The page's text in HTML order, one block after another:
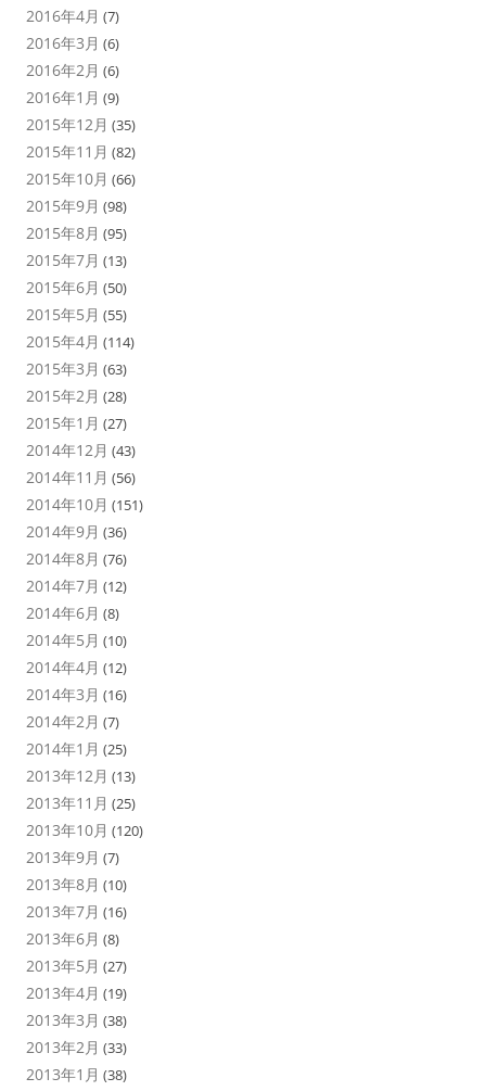
2016年4月 (7)
2016年3月 (6)
2016年2月 (6)
2016年1月 (9)
2015年12月 (35)
2015年11月 (82)
2015年10月 (66)
2015年9月 (98)
2015年8月 (95)
2015年7月 (13)
2015年6月 (50)
2015年5月 (55)
2015年4月 (114)
2015年3月 (63)
2015年2月 (28)
2015年1月 (27)
2014年12月 (43)
2014年11月 (56)
2014年10月 (151)
2014年9月 (36)
2014年8月 (76)
2014年7月 (12)
2014年6月 (8)
2014年5月 (10)
2014年4月 (12)
2014年3月 (16)
2014年2月 (7)
2014年1月 (25)
2013年12月 (13)
2013年11月 (25)
2013年10月 (120)
2013年9月 (7)
2013年8月 (10)
2013年7月 (16)
2013年6月 (8)
2013年5月 (27)
2013年4月 (19)
2013年3月 (38)
2013年2月 (33)
2013年1月 (38)